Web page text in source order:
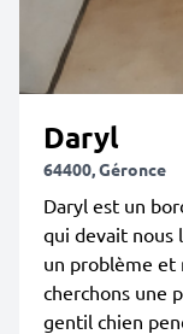
Daryl
64400, Géronce
Daryl est un
qui devait nous
un problème et
cherchons une
gentil chien